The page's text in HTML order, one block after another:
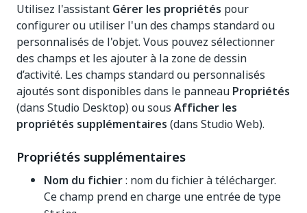
Utilisez l'assistant Gérer les propriétés pour
configurer ou utiliser l'un des champs standard ou
personnalisés de l'objet. Vous pouvez sélectionner
des champs et les ajouter à la zone de dessin
d’activité. Les champs standard ou personnalisés
ajoutés sont disponibles dans le panneau Propriétés
(dans Studio Desktop) ou sous Afficher les
propriétés supplémentaires (dans Studio Web).
Propriétés supplémentaires
Nom du fichier: nom du fichier à télécharger.
Ce champ prend en charge une entrée de type